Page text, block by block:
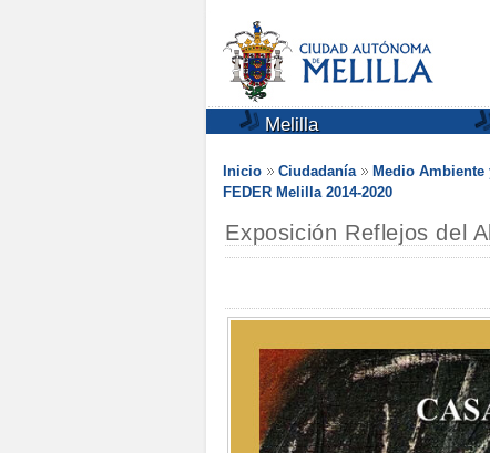
Melilla
Inicio Ciudadanía Medio Ambiente
FEDER Melilla 2014-2020
Exposición Reflejos del